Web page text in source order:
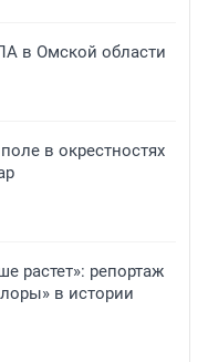
в Омской области
в окрестностях
растет»: репортаж
в истории